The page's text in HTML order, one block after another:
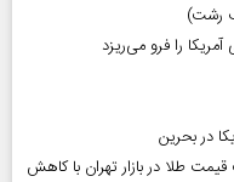
رشت)
را فرو می‌ریزد
در بحرین
سکه امروز ۱۱ مرداد ۱۴۰۵ | افت قیمت طلا در بازار تهران با کاهش